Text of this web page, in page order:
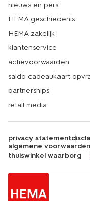
nieuws en pers
HEMA geschiedenis
HEMA zakelijk
klantenservice
actievoorwaarden
saldo cadeaukaart
partnerships
retail media
privacy statement
algemene voorwaarden
thuiswinkel waarborg